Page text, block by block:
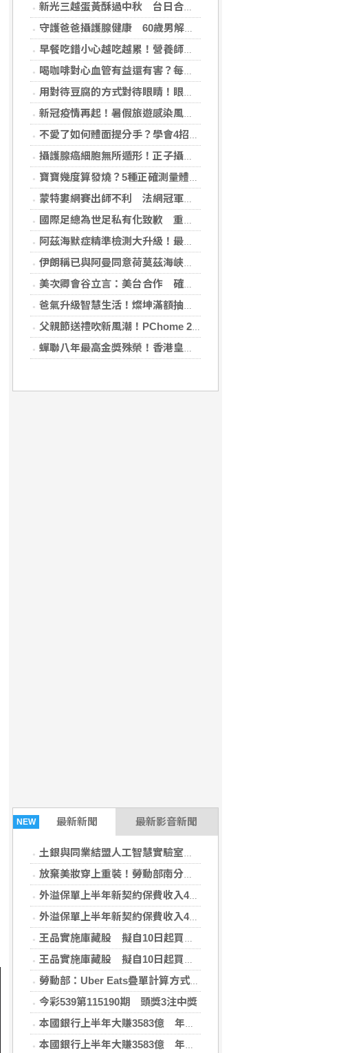
新光三越蛋黃酥過中秋 台日合作開發話題新品
守護爸爸攝護腺健康 60歲男解尿異常 靠PHI檢測及早揪出攝護腺癌
早餐吃錯小心越吃越累！營養師點名3大NG組合：根本「台式安眠藥」
喝咖啡對心血管有益還有害？每日可以喝幾杯咖啡？美心臟協會一次解答
用對待豆腐的方式對待眼睛！眼科醫揭「4件事」絕不可以對眼睛做
新冠疫情再起！暑假旅遊感染風險增 專家教你這樣做好防護
不愛了如何體面提分手？學會4招重新看待分手：道歉、挽留都沒必要
攝護腺癌細胞無所遁形！正子攝影掃描揪出攝護腺癌，精準定位助早期治療
寶寶幾度算發燒？5種正確測量體溫的方法：耳溫測量快、額溫快速便利
蒙特婁網賽出師不利 法網冠軍茲韋列夫輸荷蘭對手
國際足總為世足私有化致歉 重申力挺主席英凡提諾
阿茲海默症精準檢測大升級！最新血液生物標記檢測，不再只能靠「猜」
伊朗稱已與阿曼同意荷莫茲海峽通行航道 海峽重開與否取決美國
美次卿會谷立言：美台合作 確保AI關鍵供應鏈安全
爸氣升級智慧生活！燦坤滿額抽折疊旗艦機、台灣大 3C 豪禮最低 0 元帶回家
父親節送禮吹新風潮！PChome 24h 購物揭男香 TOP5 與居家健身器材買氣翻倍
蟬聯八年最高金獎殊榮！香港皇玥推「五大亮點」中秋禮盒
NEW 最新新聞 最新影音新聞
土銀與同業結盟人工智慧實驗室 強化識詐
放棄美妝穿上重裝！勞動部南分署16歲女銲將 全國技能競賽奪牌
外溢保單上半年新契約保費收入488億 超越去年全年
外溢保單上半年新契約保費收入488億 超越去年全年
王品實施庫藏股 擬自10日起買回1500張
王品實施庫藏股 擬自10日起買回1500張
勞動部：Uber Eats疊單計算方式違法 每案可罰2萬
今彩539第115190期 頭獎3注中獎
本國銀行上半年大賺3583億 年增2成寫同期新高
本國銀行上半年大賺3583億 年增2成寫同期新高